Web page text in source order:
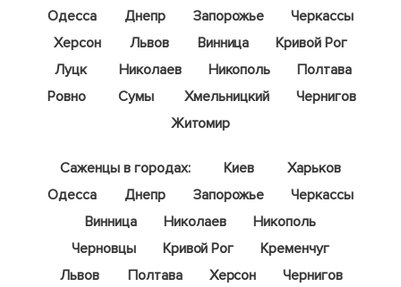
Одесса
Днепр Запорожье
Черкассы
Херсон
Львов Винница
Кривой Рог
Луцк
Николаев Никополь
Полтава
Ровно
Сумы Хмельницкий
Чернигов
Житомир
Саженцы в городах: Киев
Харьков
Одесса
Днепр Запорожье
Черкассы
Винница
Николаев
Никополь
Черновцы
Кривой Рог
Кременчуг
Львов
Полтава Херсон
Чернигов